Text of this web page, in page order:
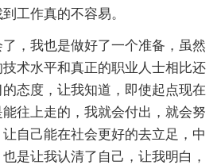
工作真的不容易。
，我也是做好了一个准备，虽然
术水平和真正的职业人士相比还
态度，让我知道，即使起点现在
往上走的，我就会付出，就会努
自己能在社会更好的去立足，中
是让我认清了自己，让我明白，